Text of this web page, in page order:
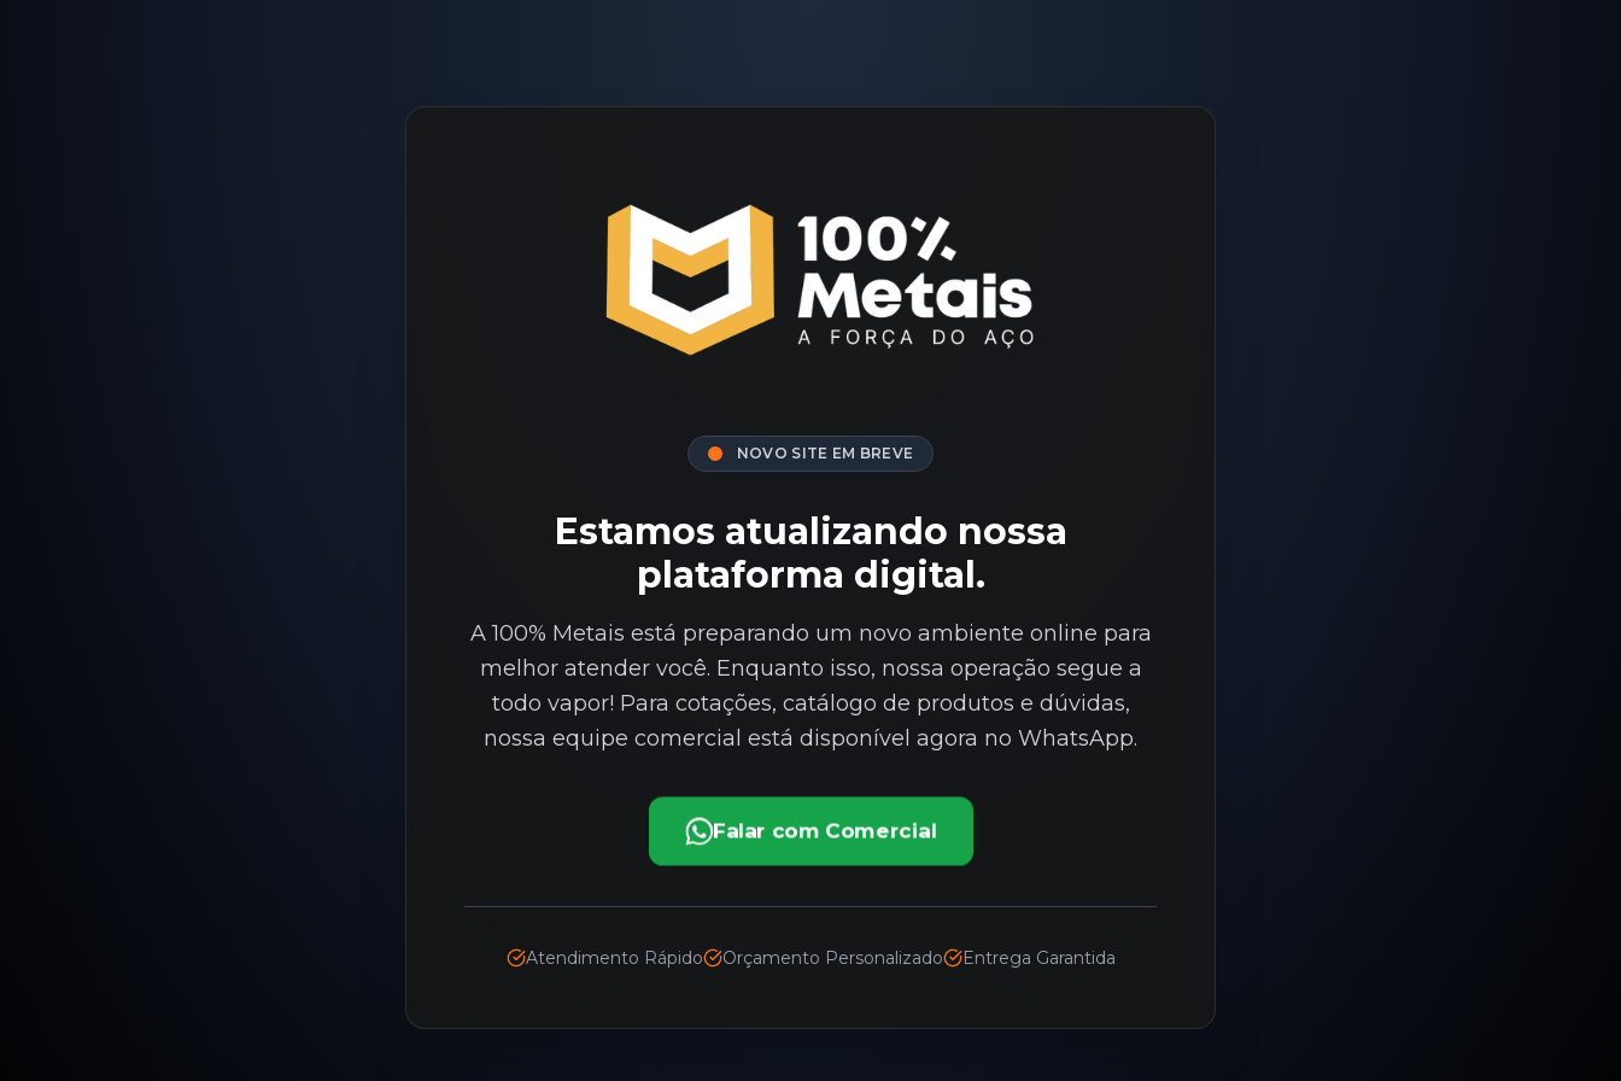
NOVO SITE EM BREVE
Estamos atualizando nossa
plataforma digital.
A 100% Metais está preparando um novo ambiente online para
melhor atender você. Enquanto isso, nossa operação segue a
todo vapor! Para cotações, catálogo de produtos e dúvidas,
nossa equipe comercial está disponível agora no WhatsApp.
Falar com Comercial
Atendimento Rápido Orçamento Personalizado Entrega Garantida